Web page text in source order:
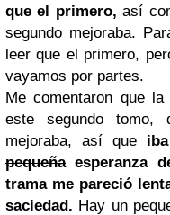
que el primero,así
segundo mejoraba.
leer que el primero,
vayamos por partes.
Me comentaron que
este segundo
mejoraba, así queiba
pequeñaesperanza
trama me pareció
saciedad. Hay un